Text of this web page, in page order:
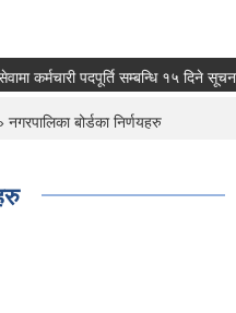
कर्मचारी पदपूर्ति सम्बन्धि १५ दिने सूचना
नगरपालिका बोर्डका निर्णयहरु